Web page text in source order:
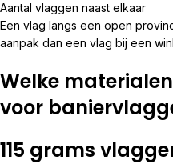
Aantal vlaggen naast elkaar
Een vlag langs een open
aanpak dan een vlag bij een
Welke
voor
115 grams